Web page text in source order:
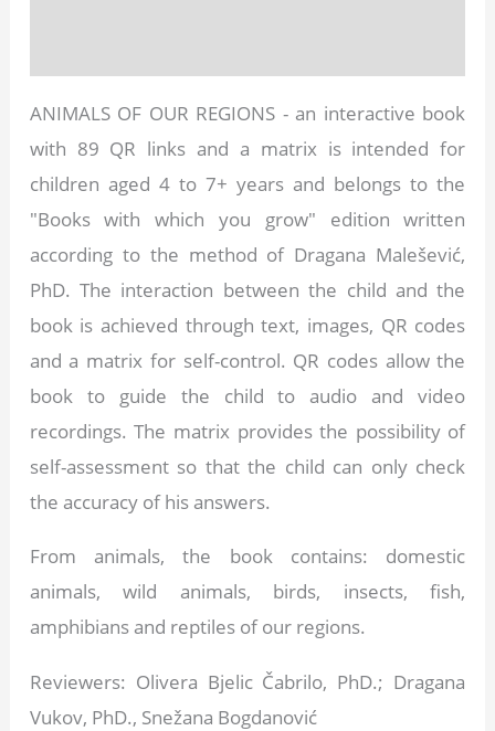
ANIMALS OF OUR REGIONS - an interactive book
with 89 QR links and a matrix is intended for
children aged 4 to 7+ years and belongs to the
"Books with which you grow" edition written
according to the method of Dragana Malešević,
PhD. The interaction between the child and the
book is achieved through text, images, QR codes
and a matrix for self-control. QR codes allow the
book to guide the child to audio and video
recordings. The matrix provides the possibility of
self-assessment so that the child can only check
the accuracy of his answers.
From animals, the book contains: domestic
animals, wild animals, birds, insects, fish,
amphibians and reptiles of our regions.
Reviewers: Olivera Bjelic Čabrilo, PhD.; Dragana
Vukov, PhD., Snežana Bogdanović